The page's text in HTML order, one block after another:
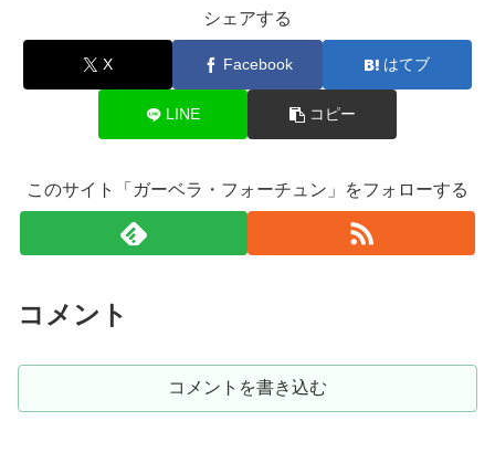
シェアする
X Facebook はてブ
LINE コピー
このサイト「ガーベラ・フォーチュン」をフォローする
コメント
コメントを書き込む